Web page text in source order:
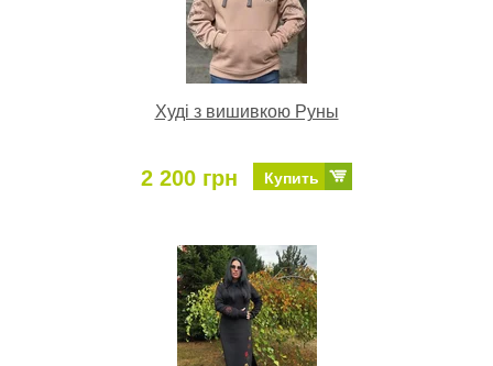
Худі з вишивкою Руны
2 200 грн Купить